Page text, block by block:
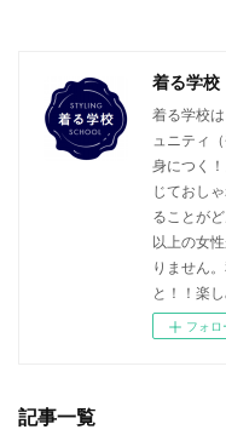
着る学校
着る学校
ュニティ
身につく
じておし
ることが
以上の女
りません
と！！楽
フォロ
記事一覧